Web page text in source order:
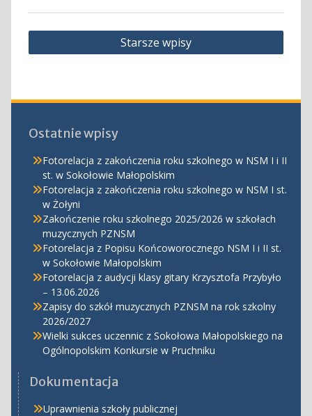
Nawigacja
po
Starsze wpisy
Ostatnie wpisy
Fotorelacja z zakończenia roku szkolnego w NSM I i II
st. w Sokołowie Małopolskim
Fotorelacja z zakończenia roku szkolnego w NSM I st.
w Żołyni
Zakończenie roku szkolnego 2025/2026 w szkołach
muzycznych PZNSM
Fotorelacja z Popisu Końcoworocznego NSM I i II st.
w Sokołowie Małopolskim
Fotorelacja z audycji klasy gitary Krzysztofa Przybyło
– 13.06.2026
Zapisy do szkół muzycznych PZNSM na rok szkolny
2026/2027
Wielki sukces uczennic z Sokołowa Małopolskiego na
Ogólnopolskim Konkursie w Pruchniku
Dokumentacja
Uprawnienia szkoły publicznej